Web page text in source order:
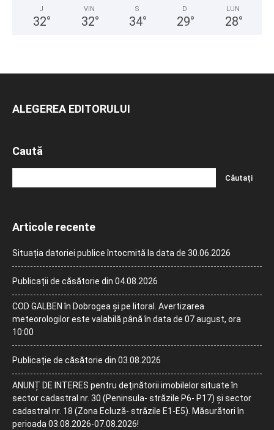
J
32°
VIN
32°
S
34°
D
29°
LUN
28°
ALEGEREA EDITORULUI
Caută
Articole recente
Situația datoriei publice întocmită la data de 30.06.2026
Publicații de căsătorie din 04.08.2026
COD GALBEN în Dobrogea și pe litoral. Avertizarea
meteorologilor este valabilă până în data de 07 august, ora
10:00
Publicație de căsătorie din 03.08.2026
ANUNȚ DE INTERES pentru deținătorii imobilelor situate în
sector cadastral nr. 30 (Peninsula- străzile P6- P17) și sector
cadastral nr. 18 (Zona Ecluză- străzile E1-E5). Măsurători în
perioada 03.08.2026-07.08.2026!